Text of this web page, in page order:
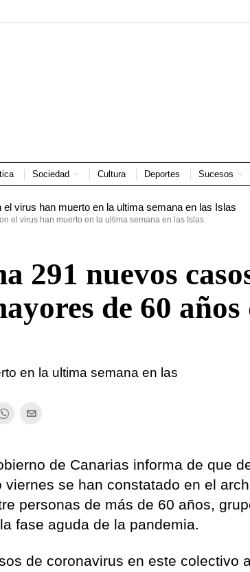
Sociedad Cultura Deportes Sucesos
el virus han muerto en la ultima semana en las Islas
291 nuevos
de 60 años
en la ultima semana en las
de Canarias informa de que
se han constatado en el
personas de más de 60 años,
fase aguda de la pandemia.
de coronavirus en este colectivo